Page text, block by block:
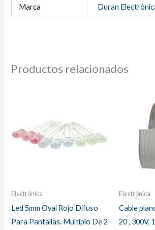
Marca Duran
Productos relacionados
Electrónica
Led 5mm Oval Rojo Difuso
Para Pantallas. Multiplo De 2
Electrónica
Cable
20 , 300V,